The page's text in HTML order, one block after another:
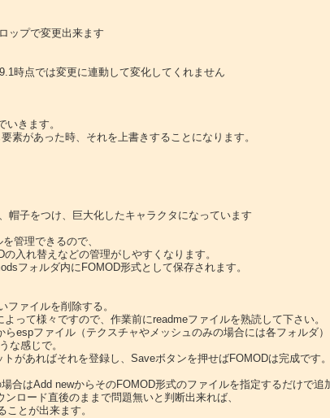
ップで変更出来ます
時点では変更に連動して変化してくれません
きます。
素があった時、それを上書きすることになります。
帽子をつけ、巨大化したキャラクタになっています
管理できるので、
入れ替えなどの管理がしやすくなります。
フォルダ内にFOMOD形式として保存されます。
ァイルを削除する。
って様々ですので、作業前にreadmeファイルを熟読して下さい。
espファイル（テクスチャやメッシュのみの場合には各フォルダ）
な感じで。
があればそれを登録し、Saveボタンを押せばFOMODは完成です。
合はAdd newからそのFOMOD形式のファイルを指定するだけで追
ロード直後のままで問題無いと判断出来れば、
とが出来ます。